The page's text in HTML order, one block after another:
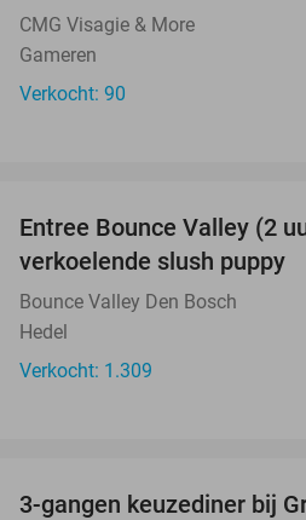
CMG Visagie & More
Gameren
Verkocht: 90
Entree Bounce Valley (2
verkoelende slush puppy
Bounce Valley Den Bosch
Hedel
Verkocht: 1.309
3-gangen keuzediner bij